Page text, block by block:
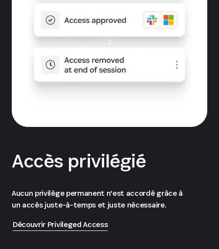
Accès privilégié
Aucun privilège permanent n'est accordé grâce à
un accès juste-à-temps et juste nécessaire.
Découvrir Privileged Access